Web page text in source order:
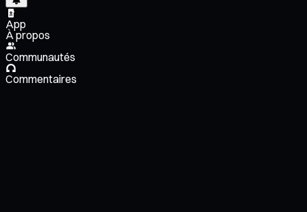
App
À propos
Communautés
Commentaires